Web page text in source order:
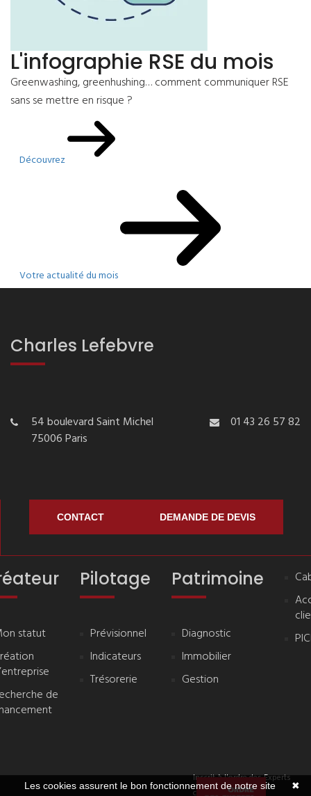
L'infographie RSE du mois
Greenwashing, greenhushing… comment communiquer RSE
sans se mettre en risque ?
Découvrez
Votre actualité du mois
Charles Lefebvre
54 boulevard Saint Michel
75006 Paris
01 43 26 57 82
CONTACT DEMANDE DE DEVIS
statut
de
Pilotage
Prévisionnel
Indicateurs
Trésorerie
Patrimoine
Diagnostic
Immobilier
Gestion
Inscrit à l'ordre des Experts
✖
Les cookies assurent le bon fonctionnement de notre site